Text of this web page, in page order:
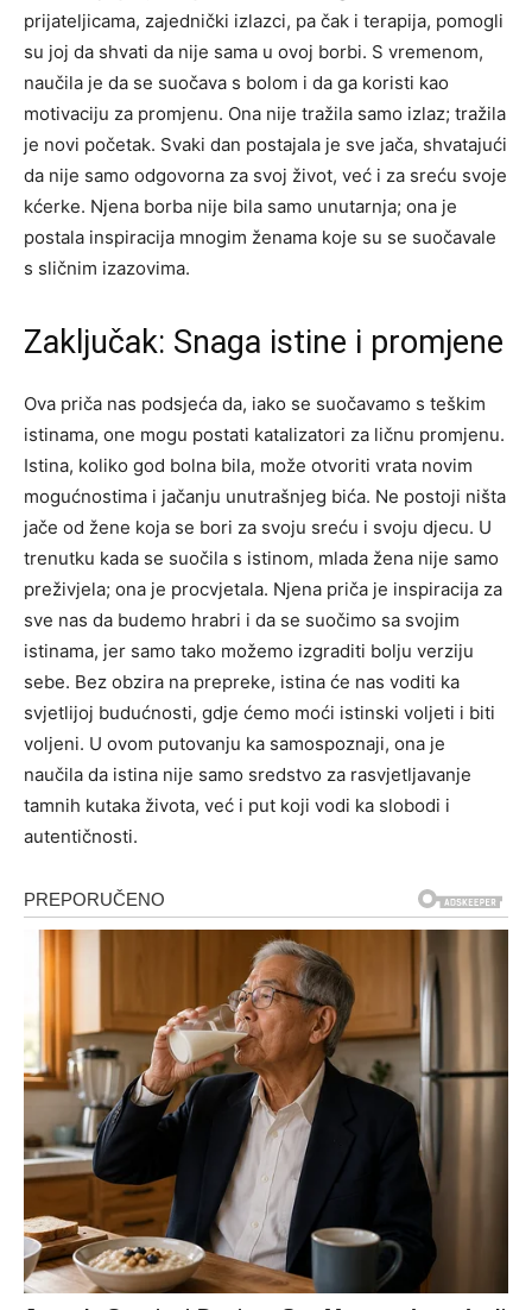
prijateljicama, zajednički izlazci, pa čak i terapija, pomogli
su joj da shvati da nije sama u ovoj borbi. S vremenom,
naučila je da se suočava s bolom i da ga koristi kao
motivaciju za promjenu. Ona nije tražila samo izlaz; tražila
je novi početak. Svaki dan postajala je sve jača, shvatajući
da nije samo odgovorna za svoj život, već i za sreću svoje
kćerke. Njena borba nije bila samo unutarnja; ona je
postala inspiracija mnogim ženama koje su se suočavale
s sličnim izazovima.
Zaključak: Snaga istine i promjene
Ova priča nas podsjeća da, iako se suočavamo s teškim
istinama, one mogu postati katalizatori za ličnu promjenu.
Istina, koliko god bolna bila, može otvoriti vrata novim
mogućnostima i jačanju unutrašnjeg bića. Ne postoji ništa
jače od žene koja se bori za svoju sreću i svoju djecu. U
trenutku kada se suočila s istinom, mlada žena nije samo
preživjela; ona je procvjetala. Njena priča je inspiracija za
sve nas da budemo hrabri i da se suočimo sa svojim
istinama, jer samo tako možemo izgraditi bolju verziju
sebe. Bez obzira na prepreke, istina će nas voditi ka
svjetlijoj budućnosti, gdje ćemo moći istinski voljeti i biti
voljeni. U ovom putovanju ka samospoznaji, ona je
naučila da istina nije samo sredstvo za rasvjetljavanje
tamnih kutaka života, već i put koji vodi ka slobodi i
autentičnosti.